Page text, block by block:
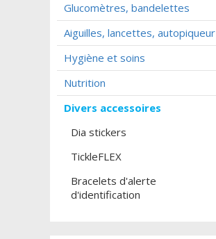
Glucomètres, bandelettes
Aiguilles, lancettes, autopiqueur
Hygiène et soins
Nutrition
Divers accessoires
Dia stickers
TickleFLEX
Bracelets d'alerte
d'identification